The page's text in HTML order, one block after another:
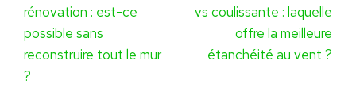
rénovation : est-ce
possible sans
reconstruire tout le mur
?
vs coulissante : laquelle
offre la meilleure
étanchéité au vent ?